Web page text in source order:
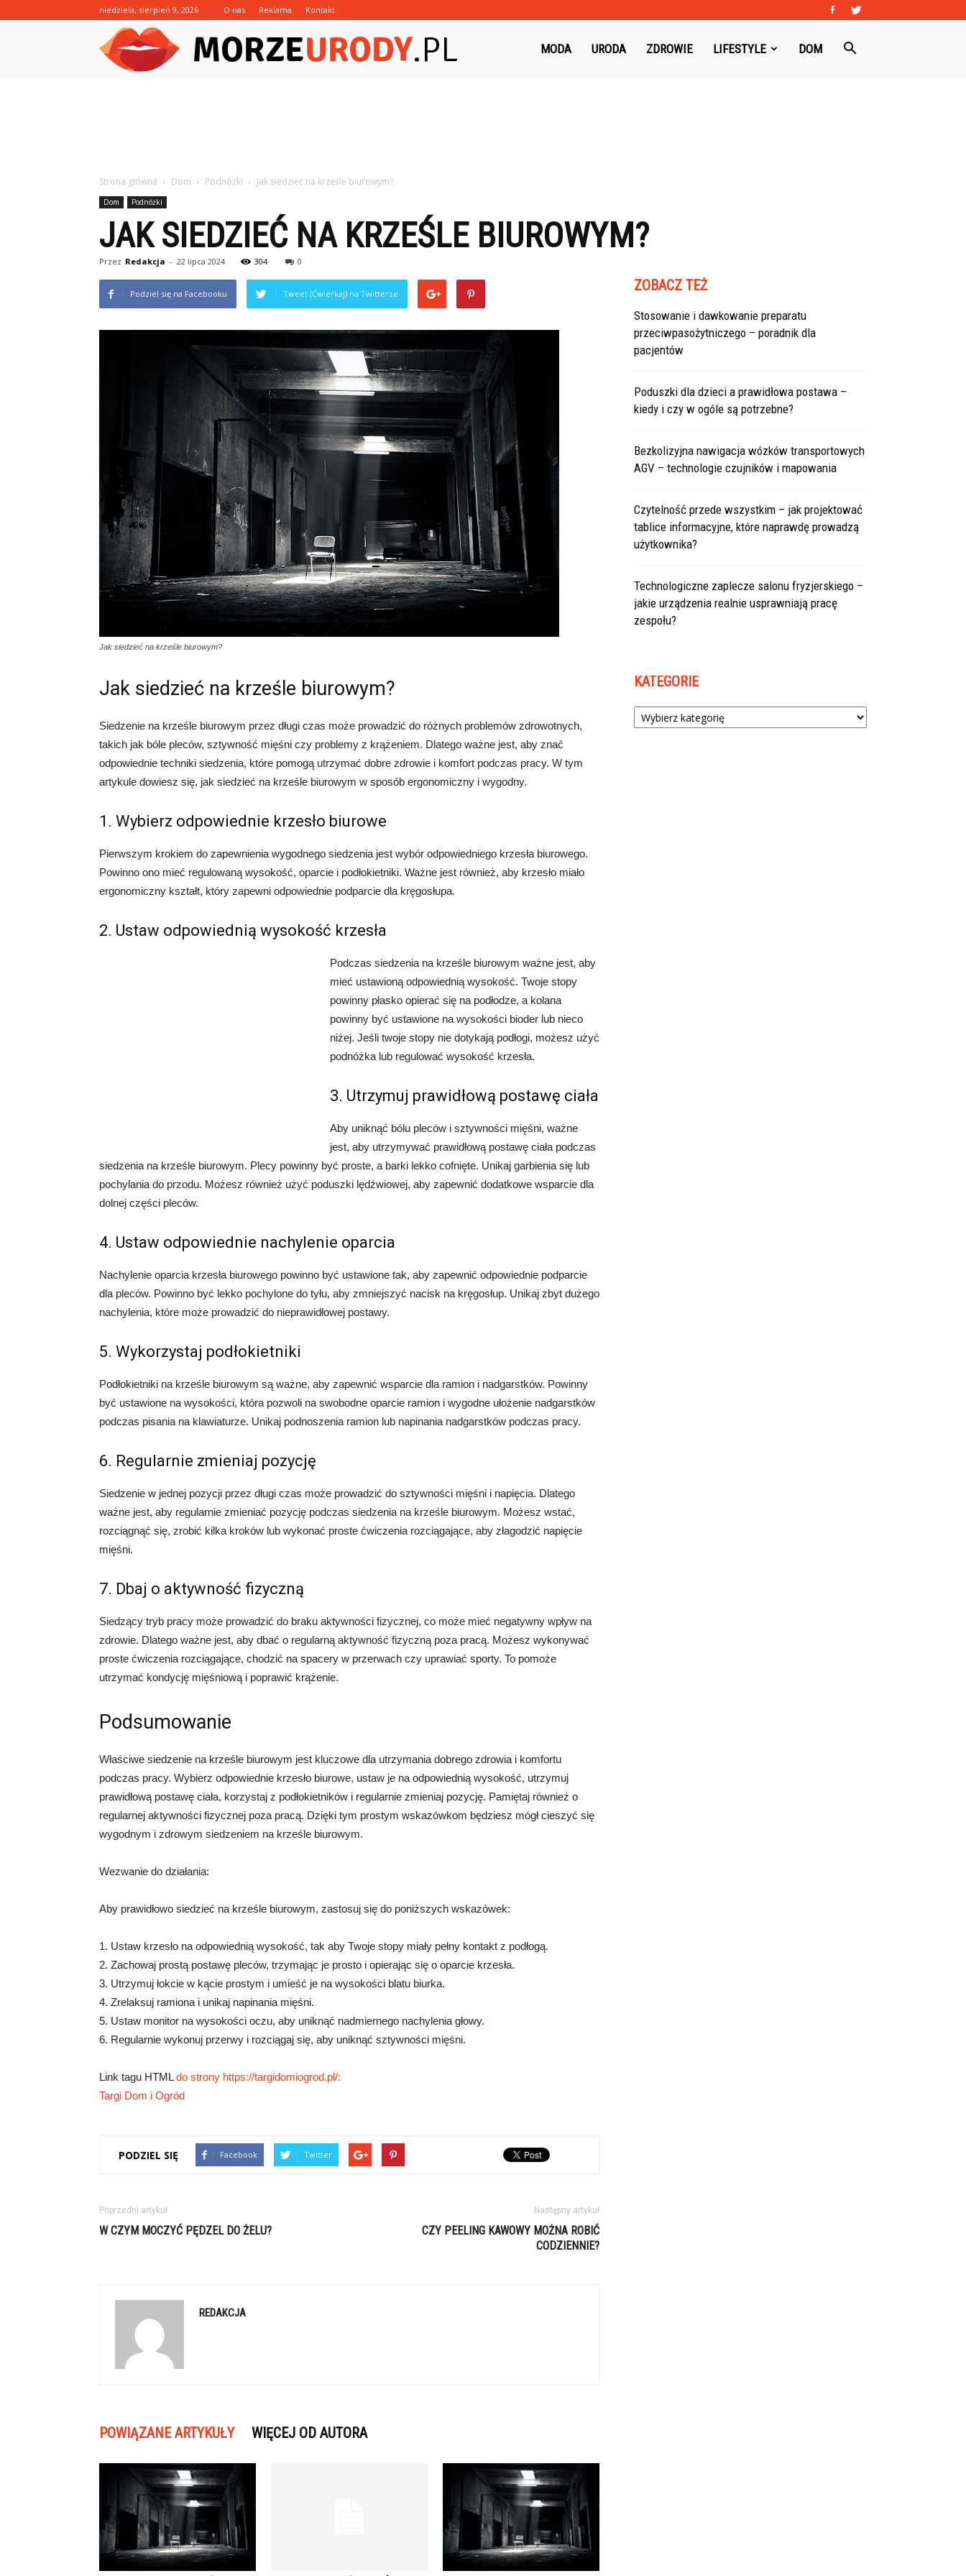
niedziela, sierpień 9, 2026 O nas Reklama Kontakt
MODA URODA ZDROWIE LIFESTYLE DOM
Strona główna Dom Podnóżki Jak siedzieć na krześle biurowym?
Dom Podnóżki
JAK SIEDZIEĆ NA KRZEŚLE BIUROWYM?
Przez Redakcja - 22 lipca 2024 304 0
Podziel się na Facebooku Tweet (Ćwierkaj) na Twitterze
Jak siedzieć na krześle biurowym?
Jak siedzieć na krześle biurowym?
Siedzenie na krześle biurowym przez długi czas może prowadzić do różnych problemów zdrowotnych,
takich jak bóle pleców, sztywność mięśni czy problemy z krążeniem. Dlatego ważne jest, aby znać
odpowiednie techniki siedzenia, które pomogą utrzymać dobre zdrowie i komfort podczas pracy. W tym
artykule dowiesz się, jak siedzieć na krześle biurowym w sposób ergonomiczny i wygodny.
1. Wybierz odpowiednie krzesło biurowe
Pierwszym krokiem do zapewnienia wygodnego siedzenia jest wybór odpowiedniego krzesła biurowego.
Powinno ono mieć regulowaną wysokość, oparcie i podłokietniki. Ważne jest również, aby krzesło miało
ergonomiczny kształt, który zapewni odpowiednie podparcie dla kręgosłupa.
2. Ustaw odpowiednią wysokość krzesła
Podczas siedzenia na krześle biurowym ważne jest, aby
mieć ustawioną odpowiednią wysokość. Twoje stopy
powinny płasko opierać się na podłodze, a kolana
powinny być ustawione na wysokości bioder lub nieco
niżej. Jeśli twoje stopy nie dotykają podłogi, możesz użyć
podnóżka lub regulować wysokość krzesła.
3. Utrzymuj prawidłową postawę ciała
Aby uniknąć bólu pleców i sztywności mięśni, ważne
jest, aby utrzymywać prawidłową postawę ciała podczas
siedzenia na krześle biurowym. Plecy powinny być proste, a barki lekko cofnięte. Unikaj garbienia się lub
pochylania do przodu. Możesz również użyć poduszki lędźwiowej, aby zapewnić dodatkowe wsparcie dla
dolnej części pleców.
4. Ustaw odpowiednie nachylenie oparcia
Nachylenie oparcia krzesła biurowego powinno być ustawione tak, aby zapewnić odpowiednie podparcie
dla pleców. Powinno być lekko pochylone do tyłu, aby zmniejszyć nacisk na kręgosłup. Unikaj zbyt dużego
nachylenia, które może prowadzić do nieprawidłowej postawy.
5. Wykorzystaj podłokietniki
Podłokietniki na krześle biurowym są ważne, aby zapewnić wsparcie dla ramion i nadgarstków. Powinny
być ustawione na wysokości, która pozwoli na swobodne oparcie ramion i wygodne ułożenie nadgarstków
podczas pisania na klawiaturze. Unikaj podnoszenia ramion lub napinania nadgarstków podczas pracy.
6. Regularnie zmieniaj pozycję
Siedzenie w jednej pozycji przez długi czas może prowadzić do sztywności mięśni i napięcia. Dlatego
ważne jest, aby regularnie zmieniać pozycję podczas siedzenia na krześle biurowym. Możesz wstać,
rozciągnąć się, zrobić kilka kroków lub wykonać proste ćwiczenia rozciągające, aby złagodzić napięcie
mięśni.
7. Dbaj o aktywność fizyczną
Siedzący tryb pracy może prowadzić do braku aktywności fizycznej, co może mieć negatywny wpływ na
zdrowie. Dlatego ważne jest, aby dbać o regularną aktywność fizyczną poza pracą. Możesz wykonywać
proste ćwiczenia rozciągające, chodzić na spacery w przerwach czy uprawiać sporty. To pomoże
utrzymać kondycję mięśniową i poprawić krążenie.
Podsumowanie
Właściwe siedzenie na krześle biurowym jest kluczowe dla utrzymania dobrego zdrowia i komfortu
podczas pracy. Wybierz odpowiednie krzesło biurowe, ustaw je na odpowiednią wysokość, utrzymuj
prawidłową postawę ciała, korzystaj z podłokietników i regularnie zmieniaj pozycję. Pamiętaj również o
regularnej aktywności fizycznej poza pracą. Dzięki tym prostym wskazówkom będziesz mógł cieszyć się
wygodnym i zdrowym siedzeniem na krześle biurowym.
Wezwanie do działania:
Aby prawidłowo siedzieć na krześle biurowym, zastosuj się do poniższych wskazówek:
1. Ustaw krzesło na odpowiednią wysokość, tak aby Twoje stopy miały pełny kontakt z podłogą.
2. Zachowaj prostą postawę pleców, trzymając je prosto i opierając się o oparcie krzesła.
3. Utrzymuj łokcie w kącie prostym i umieść je na wysokości blatu biurka.
4. Zrelaksuj ramiona i unikaj napinania mięśni.
5. Ustaw monitor na wysokości oczu, aby uniknąć nadmiernego nachylenia głowy.
6. Regularnie wykonuj przerwy i rozciągaj się, aby uniknąć sztywności mięśni.
Link tagu HTMLdo strony https://targidomiogrod.pl/:
Targi Dom i Ogród
PODZIEL SIĘ Facebook Twitter
Poprzedni artykuł
W CZYM MOCZYĆ PĘDZEL DO ŻELU?
Następny artykuł
CZY PEELING KAWOWY MOŻNA ROBIĆ
CODZIENNIE?
REDAKCJA
POWIĄZANE ARTYKUŁY WIĘCEJ OD AUTORA
ZOBACZ TEŻ
Stosowanie i dawkowanie preparatu
przeciwpasożytniczego – poradnik dla
pacjentów
Poduszki dla dzieci a prawidłowa postawa –
kiedy i czy w ogóle są potrzebne?
Bezkolizyjna nawigacja wózków transportowych
AGV – technologie czujników i mapowania
Czytelność przede wszystkim – jak projektować
tablice informacyjne, które naprawdę prowadzą
użytkownika?
Technologiczne zaplecze salonu fryzjerskiego –
jakie urządzenia realnie usprawniają pracę
zespołu?
KATEGORIE
Kategorie